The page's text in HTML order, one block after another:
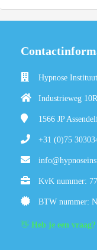
Hypnose
Industrieweg 10R
1566 JP
+31 (0)75
KvK nummer:
BTW nummer:
👋 Heb je een vraag?